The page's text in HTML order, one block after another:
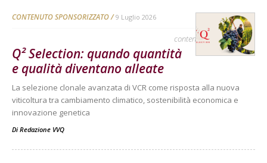
CONTENUTO SPONSORIZZATO 9 Luglio 2026
contenuto sponsorizzato
Q² Selection: quando quantità
e qualità diventano alleate
La selezione clonale avanzata di VCR come risposta alla nuova
viticoltura tra cambiamento climatico, sostenibilità economica e
innovazione genetica
Di Redazione VVQ